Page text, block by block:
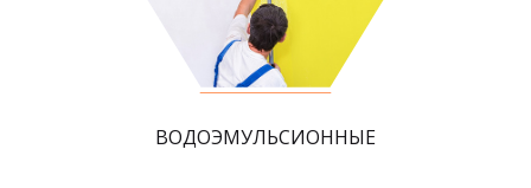
ВОДОЭМУЛЬСИОННЫЕ